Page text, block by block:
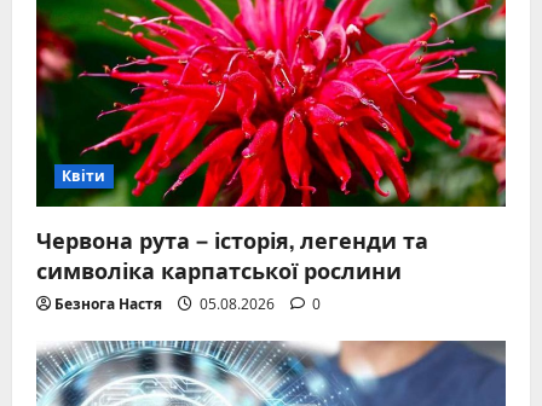
Квіти
Червона рута – історія, легенди та
символіка карпатської рослини
Безнога Настя 05.08.2026 0